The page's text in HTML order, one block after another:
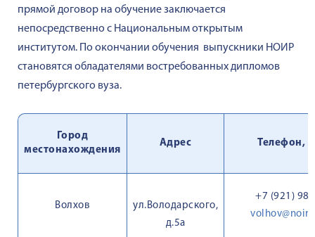
прямой договор на обучение заключается
непосредственно с Национальным открытым
институтом. По окончании обучения выпускники НОИР
становятся обладателями востребованных дипломов
петербургского вуза.
Город
местонахождения
Адрес Телефон,
Волхов
ул.Володарского,
д.5а
+7 (921)